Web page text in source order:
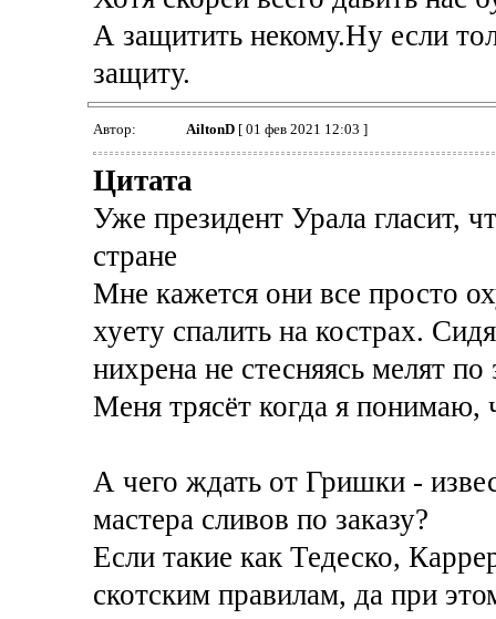
А защитить некому.Ну если
защиту.
Автор: AiltonD[ 01 фев 2021 12:03 ]
Цитата
Уже президент Урала гласит,
стране
Мне кажется они все просто
хуету спалить на кострах.
нихрена не стесняясь мелят по
Меня трясёт когда я понимаю,
А чего ждать от Гришки -
мастера сливов по заказу?
Если такие как Тедеско,
скотским правилам, да при